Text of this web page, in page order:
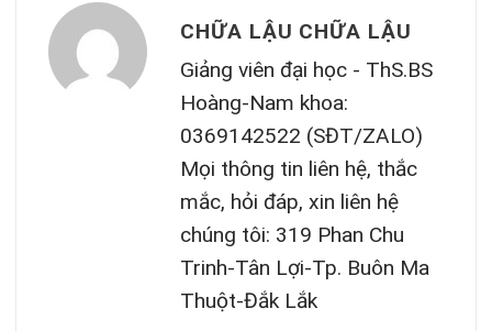
CHỮA LẬU CHỮA LẬU
Giảng viên đại học - ThS.BS
Hoàng-Nam khoa:
0369142522 (SĐT/ZALO)
Mọi thông tin liên hệ, thắc
mắc, hỏi đáp, xin liên hệ
chúng tôi: 319 Phan Chu
Trinh-Tân Lợi-Tp. Buôn Ma
Thuột-Đắk Lắk